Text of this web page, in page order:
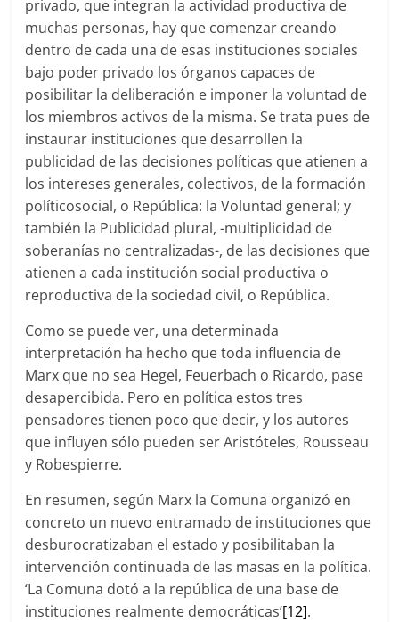
privado, que integran la actividad productiva de
muchas personas, hay que comenzar creando
dentro de cada una de esas instituciones sociales
bajo poder privado los órganos capaces de
posibilitar la deliberación e imponer la voluntad de
los miembros activos de la misma. Se trata pues de
instaurar instituciones que desarrollen la
publicidad de las decisiones políticas que atienen a
los intereses generales, colectivos, de la formación
políticosocial, o República: la Voluntad general; y
también la Publicidad plural, -multiplicidad de
soberanías no centralizadas-, de las decisiones que
atienen a cada institución social productiva o
reproductiva de la sociedad civil, o República.
Como se puede ver, una determinada
interpretación ha hecho que toda influencia de
Marx que no sea Hegel, Feuerbach o Ricardo, pase
desapercibida. Pero en política estos tres
pensadores tienen poco que decir, y los autores
que influyen sólo pueden ser Aristóteles, Rousseau
y Robespierre.
En resumen, según Marx la Comuna organizó en
concreto un nuevo entramado de instituciones que
desburocratizaban el estado y posibilitaban la
intervención continuada de las masas en la política.
‘La Comuna dotó a la república de una base de
instituciones realmente democráticas’[12].